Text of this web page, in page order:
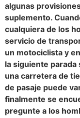
algunas
suplemento.
cualquiera de los
servicio de
un motociclista y
la siguiente parada
una carretera de
de pasaje puede
finalmente se
pregunte a los